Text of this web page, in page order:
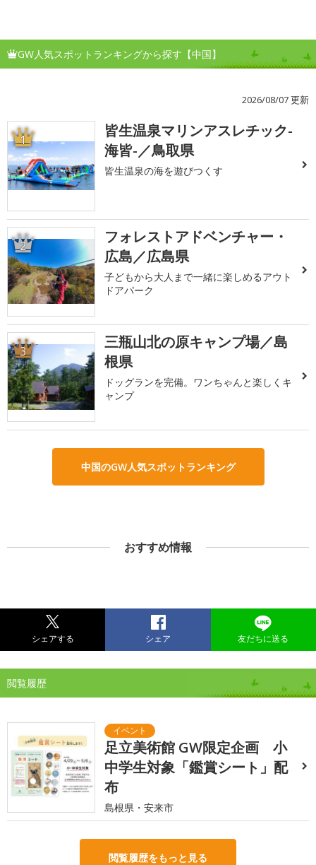
GW人気スポットランキングから探す【中国】
2026/08/07 更新
1
皆生温泉マリンアスレチック-
海皆-／鳥取県
皆生温泉の海を遊びつくす
2
フォレストアドベンチャー・
広島／広島県
子どもから大人まで一緒に楽しめるアウト
ドアパーク
3
三瓶山北の原キャンプ場／島
根県
ドッグランを完備。ワンちゃんと楽しくキ
ャンプ
中国のGW人気スポットランキング
おすすめ情報
シェアする シェア 友だちに送る
閲覧履歴
足立美術館 GW限定企画 小
中学生対象「鑑賞シート」配
布
島根県・安来市
閲覧履歴をもっと見る